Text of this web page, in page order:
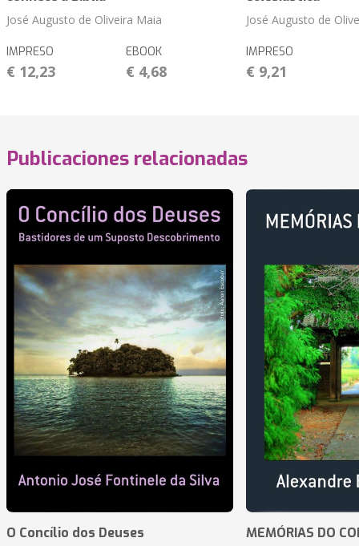
José Augusto de Oliveira Maia
IMPRESO
€ 12,23
EBOOK
€ 4,68
José Augusto de
IMPRESO
€ 9,21
Publicaciones relacionadas
O Concílio dos Deuses MEMÓRIAS DO